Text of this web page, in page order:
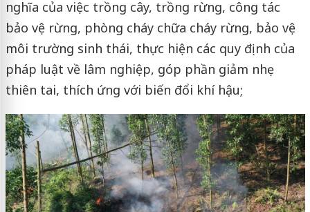
nghĩa của việc trồng cây, trồng rừng, công tác
bảo vệ rừng, phòng cháy chữa cháy rừng, bảo vệ
môi trường sinh thái, thực hiện các quy định của
pháp luật về lâm nghiệp, góp phần giảm nhẹ
thiên tai, thích ứng với biến đổi khí hậu;